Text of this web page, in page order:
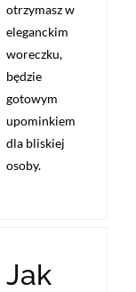
otrzymasz w
eleganckim
woreczku,
będzie
gotowym
upominkiem
dla bliskiej
osoby.
Jak